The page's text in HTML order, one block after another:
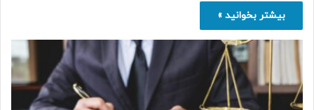
بیشتر بخوانید »